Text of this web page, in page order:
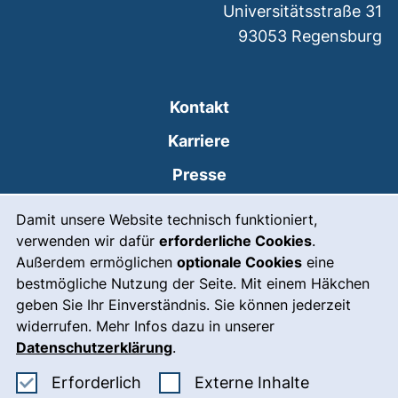
Damit unsere Website technisch funktioniert,
verwenden wir dafür erforderliche Cookies.
Außerdem ermöglichen optionale Cookies eine
bestmögliche Nutzung der Seite. Mit einem Häkchen
geben Sie Ihr Einverständnis. Sie können jederzeit
widerrufen. Mehr Infos dazu in unserer
Datenschutzerklärung.
Erforderlich Erforderliche Cookies akzeptieren
Externe Inhalte: Externe
Kontakt
Karriere
Presse
Leichte Sprache
Gebärdensprache
Notfall(externer Link, öffnet
Impressum
Barrierefreiheit
Universitätsstraße 31
93053 Regensburg